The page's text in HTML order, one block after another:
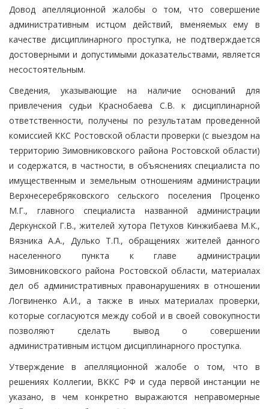
Довод апелляционной жалобы о том, что совершение
административным истцом действий, вменяемых ему в
качестве дисциплинарного проступка, не подтверждается
достоверными и допустимыми доказательствами, является
несостоятельным.
Сведения, указывающие на наличие оснований для
привлечения судьи Краснобаева С.В. к дисциплинарной
ответственности, получены по результатам проведенной
комиссией ККС Ростовской области проверки (с выездом на
территорию Зимовниковского района Ростовской области)
и содержатся, в частности, в объяснениях специалиста по
имущественным и земельным отношениям администрации
Верхнесеребряковского сельского поселения Проценко
М.Г., главного специалиста названной администрации
Деркунской Г.В., жителей хутора Петухов Кинжибаева М.К.,
Вязника А.А., Дулько Т.П., обращениях жителей данного
населенного пункта к главе администрации
Зимовниковского района Ростовской области, материалах
дел об административных правонарушениях в отношении
Логвиненко А.И., а также в иных материалах проверки,
которые согласуются между собой и в своей совокупности
позволяют сделать вывод о совершении
административным истцом дисциплинарного проступка.
Утверждение в апелляционной жалобе о том, что в
решениях Коллегии, ВККС РФ и суда первой инстанции не
указано, в чем конкретно выражаются неправомерные